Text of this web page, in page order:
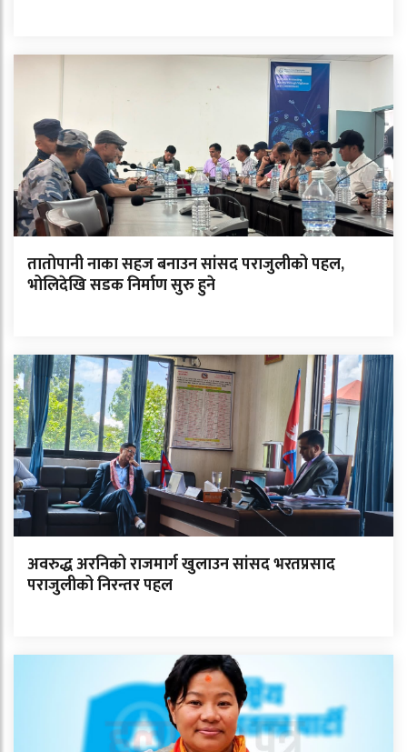
तातोपानी नाका सहज बनाउन सांसद पराजुलीको पहल,
भोलिदेखि सडक निर्माण सुरु हुने
अवरुद्ध अरनिको राजमार्ग खुलाउन सांसद भरतप्रसाद
पराजुलीको निरन्तर पहल